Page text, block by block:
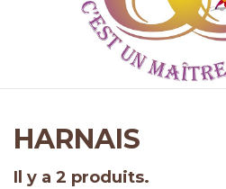
HARNAIS
Il y a 2 produits.